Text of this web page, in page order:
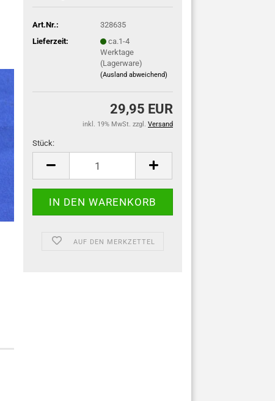
Art.Nr.:
328635
Lieferzeit:
ca.1-4
Werktage
(Lagerware)
(Ausland abweichend)
29,95 EUR
inkl. 19% MwSt. zzgl. Versand
Stück:
Stück
AUF DEN MERKZETTEL